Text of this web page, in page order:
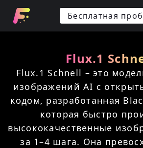
Бесплатная
Flux.1
Flux.1 Schnell – это
изображений AI с
кодом, разработанная
которая быстро
высококачественные
за 1–4 шага. Она